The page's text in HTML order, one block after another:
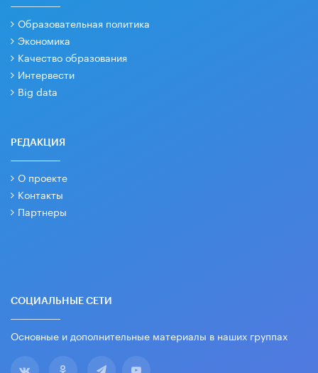
Образовательная политика
Экономика
Качество образования
Интервести
Big data
РЕДАКЦИЯ
О проекте
Контакты
Партнеры
СОЦИАЛЬНЫЕ СЕТИ
Основные и дополнительные материалы в наших группах